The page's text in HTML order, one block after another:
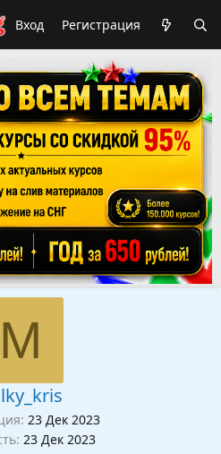
Вход Регистрация
M
23 Дек 2023
23 Дек 2023